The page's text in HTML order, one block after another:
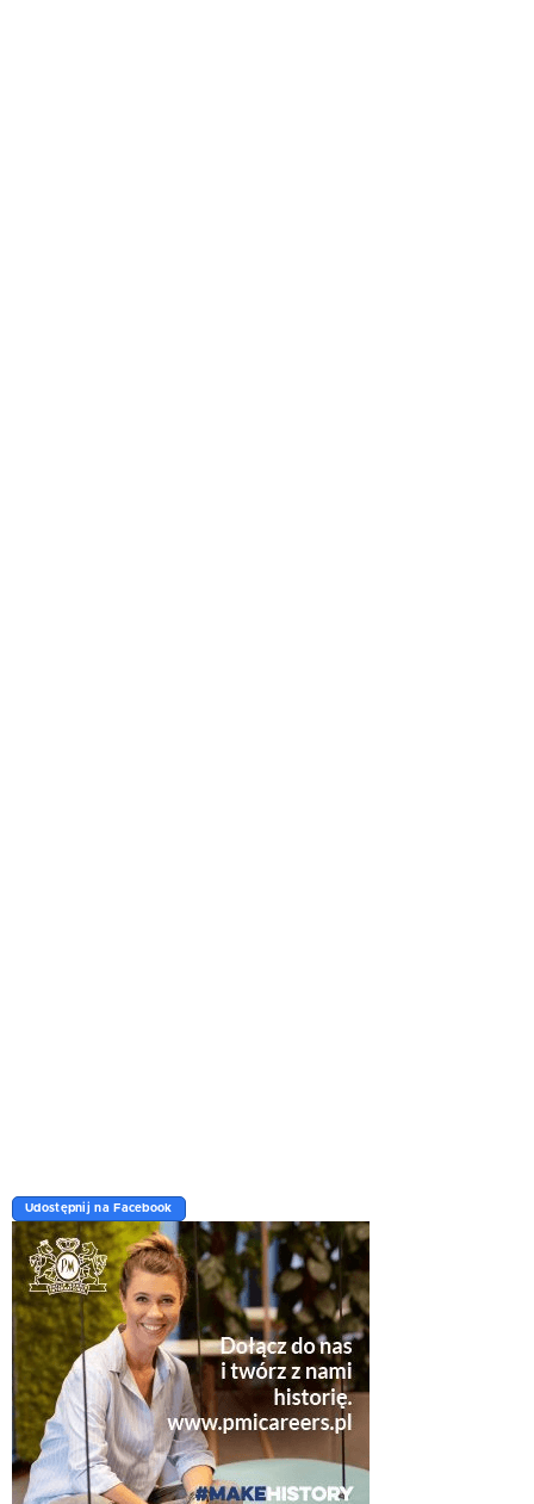
Udostępnij na Facebook